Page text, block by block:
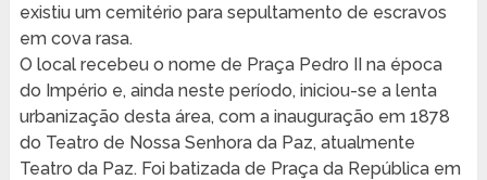
existiu um cemitério para sepultamento de escravos
em cova rasa.
O local recebeu o nome de Praça Pedro II na época
do Império e, ainda neste período, iniciou-se a lenta
urbanização desta área, com a inauguração em 1878
do Teatro de Nossa Senhora da Paz, atualmente
Teatro da Paz. Foi batizada de Praça da República em